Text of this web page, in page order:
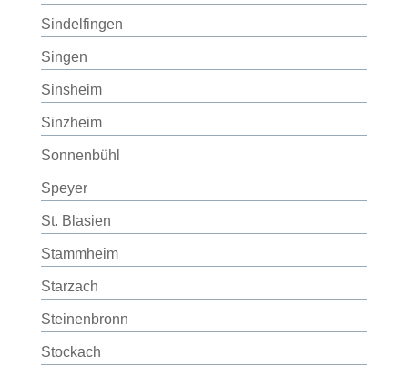
Sindelfingen
Singen
Sinsheim
Sinzheim
Sonnenbühl
Speyer
St. Blasien
Stammheim
Starzach
Steinenbronn
Stockach